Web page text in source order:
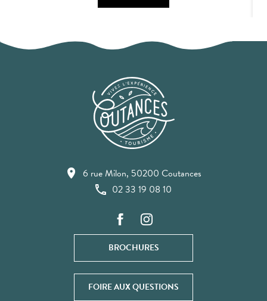
6 rue Milon, 50200 Coutances
02 33 19 08 10
BROCHURES
FOIRE AUX QUESTIONS